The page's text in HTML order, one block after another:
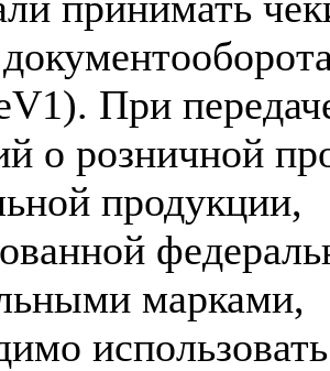
При
о розничной
продукции,
марками,